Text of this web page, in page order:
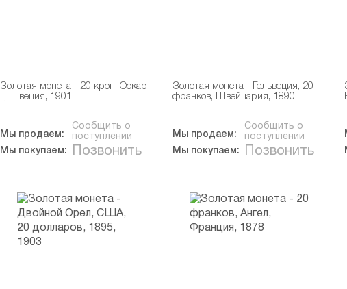
Золотая монета - 20 крон, Оскар
II, Швеция, 1901
Мы продаем:
Сообщить о
поступлении
Мы покупаем:
Позвонить
Золотая монета - Гельвеция, 20
франков, Швейцария, 1890
Мы продаем:
Сообщить о
поступлении
Мы покупаем:
Позвонить